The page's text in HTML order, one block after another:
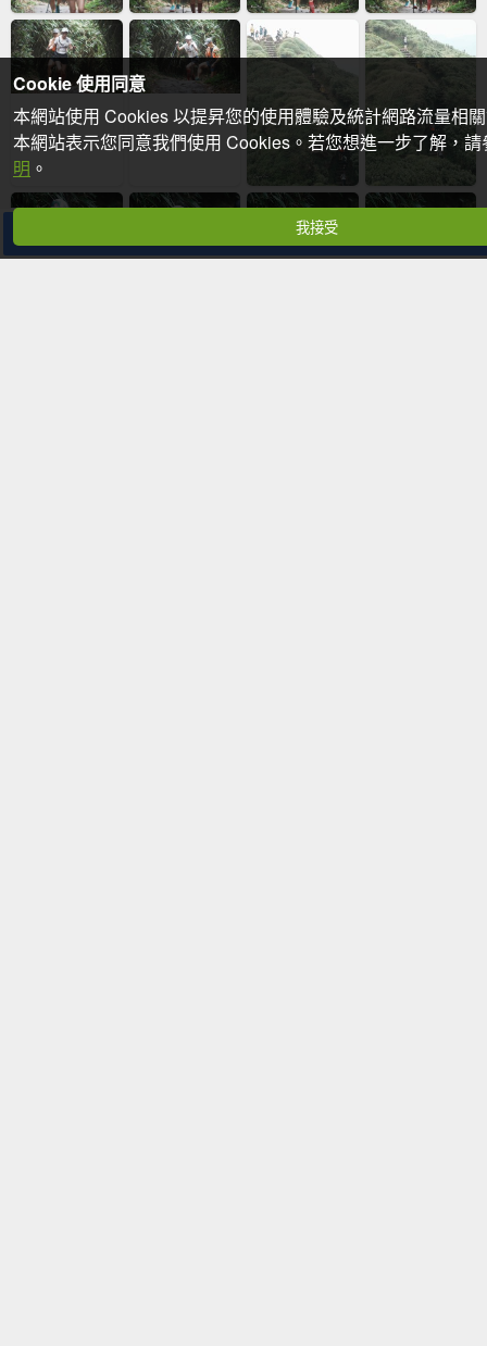
分享
Cookie 使用同意
本網站使用 Cookies 以提昇您的使用體驗及統計網路流量相
本網站表示您同意我們使用 Cookies。若您想進一步了解，
明 。
我接受